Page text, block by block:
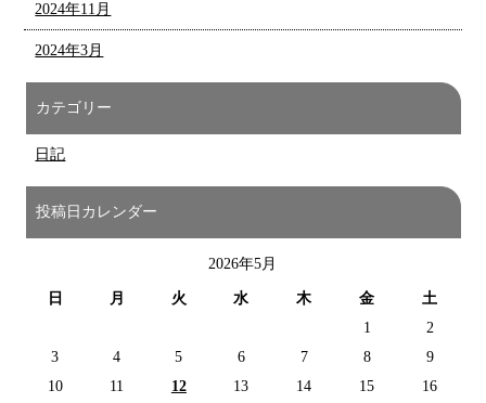
2024年11月
2024年3月
カテゴリー
日記
投稿日カレンダー
2026年5月
日 月 火 水 木 金
土
1
2
3
4 5 6 7 8
9
10
11 12 13 14 15 16